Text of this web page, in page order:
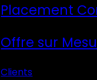
Placement
Offre sur
Clients